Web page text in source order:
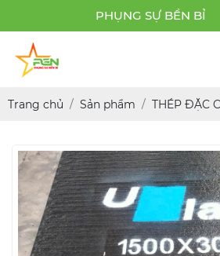
PHỤNG SỰ BỀN BỈ
Trang chủ Sản phẩm THÉP ĐẶC